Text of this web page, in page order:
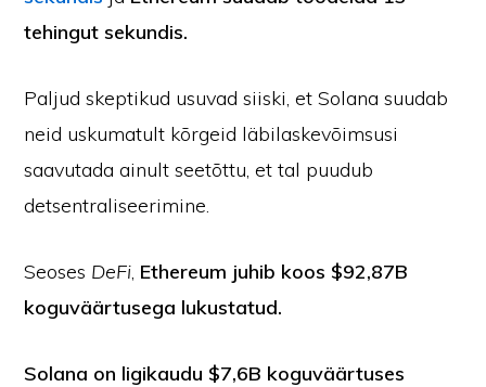
tehingut sekundis.
Paljud skeptikud usuvad siiski, et Solana suudab
neid uskumatult kõrgeid läbilaskevõimsusi
saavutada ainult seetõttu, et tal puudub
detsentraliseerimine.
Seoses DeFi, Ethereum juhib koos $92,87B
koguväärtusega lukustatud.
Solana on ligikaudu $7,6B koguväärtuses